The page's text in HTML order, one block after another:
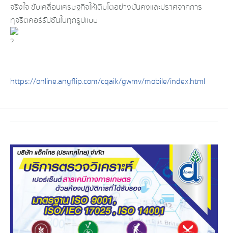
จริงใจ ขับเคลื่อนเศรษฐกิจให้เติบโตอย่างมั่นคงและปราศจากการ
ทุจริตคอร์รัปชันในทุกรูปแบบ
https://online.anyflip.com/cqaik/gwmv/mobile/index.html